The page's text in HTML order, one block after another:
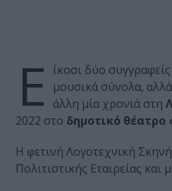
Ε
ίκοσι δύο
μουσικά σύνολα,
άλλη μία χρονιά στη
2022 στο δημοτικό θέατρο
Η φετινή Λογοτεχνική
Πολιτιστικής Εταιρείας και